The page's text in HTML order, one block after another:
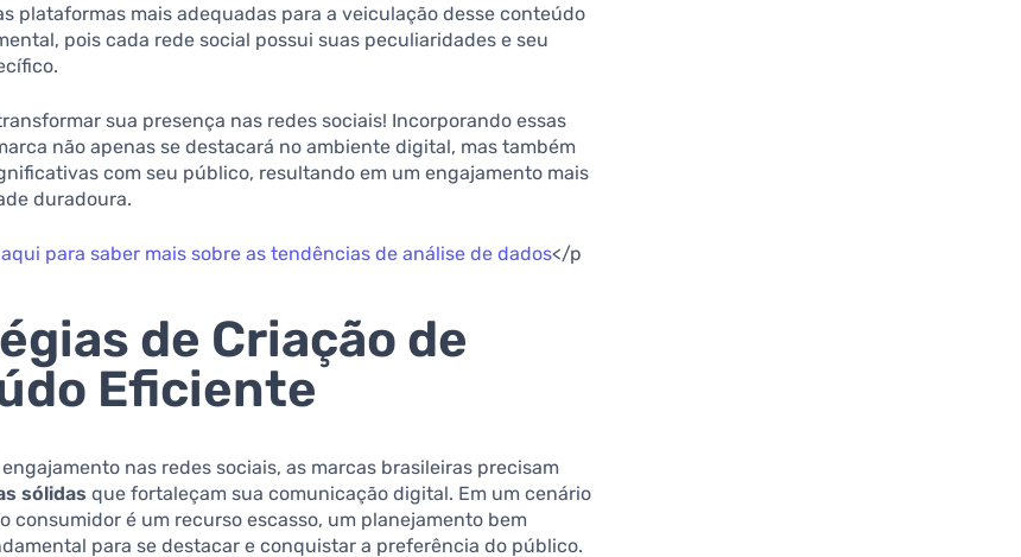
plataformas mais adequadas para a veiculação desse conteúdo
pois cada rede social possui suas peculiaridades e seu
sua presença nas redes sociais! Incorporando essas
não apenas se destacará no ambiente digital, mas também
com seu público, resultando em um engajamento mais
duradoura.
para saber mais sobre as tendências de análise de dados</p
de Criação de
Eficiente
nas redes sociais, as marcas brasileiras precisam
sólidas que fortaleçam sua comunicação digital. Em um cenário
consumidor é um recurso escasso, um planejamento bem
para se destacar e conquistar a preferência do público.